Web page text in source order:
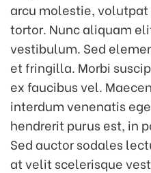
arcu molestie,
tortor. Nunc aliquam
vestibulum. Sed
et fringilla. Morbi
ex faucibus vel.
interdum venenatis
hendrerit purus est, in
Sed auctor sodales
at velit scelerisque